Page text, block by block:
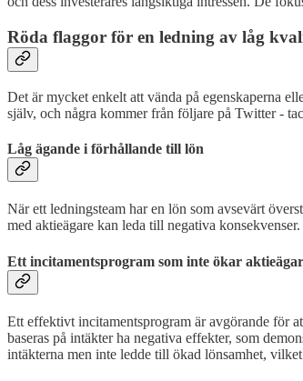
Röda flaggor för en ledning av låg
Det är mycket enkelt att vända på egenskaperna
själv, och några kommer från följare på Twitter -
Låg ägande i förhållande till lön
När ett ledningsteam har en lön som avsevärt
med aktieägare kan leda till negativa konsekvenser.
Ett incitamentsprogram som inte ökar
Ett effektivt incitamentsprogram är avgörande för
baseras på intäkter ha negativa effekter, som
intäkterna men inte ledde till ökad lönsamhet,